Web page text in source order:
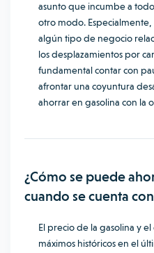
asunto que incumbe a
otro modo.
algún tipo de negocio
los desplazamientos por
fundamental contar con
afrontar una coyuntura
ahorrar en gasolina con la
¿Cómo se puede
cuando se cuenta
El precio de la gasolina y el
máximos históricos en el